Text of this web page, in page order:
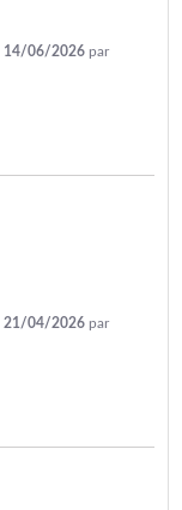
14/06/2026 par
21/04/2026 par